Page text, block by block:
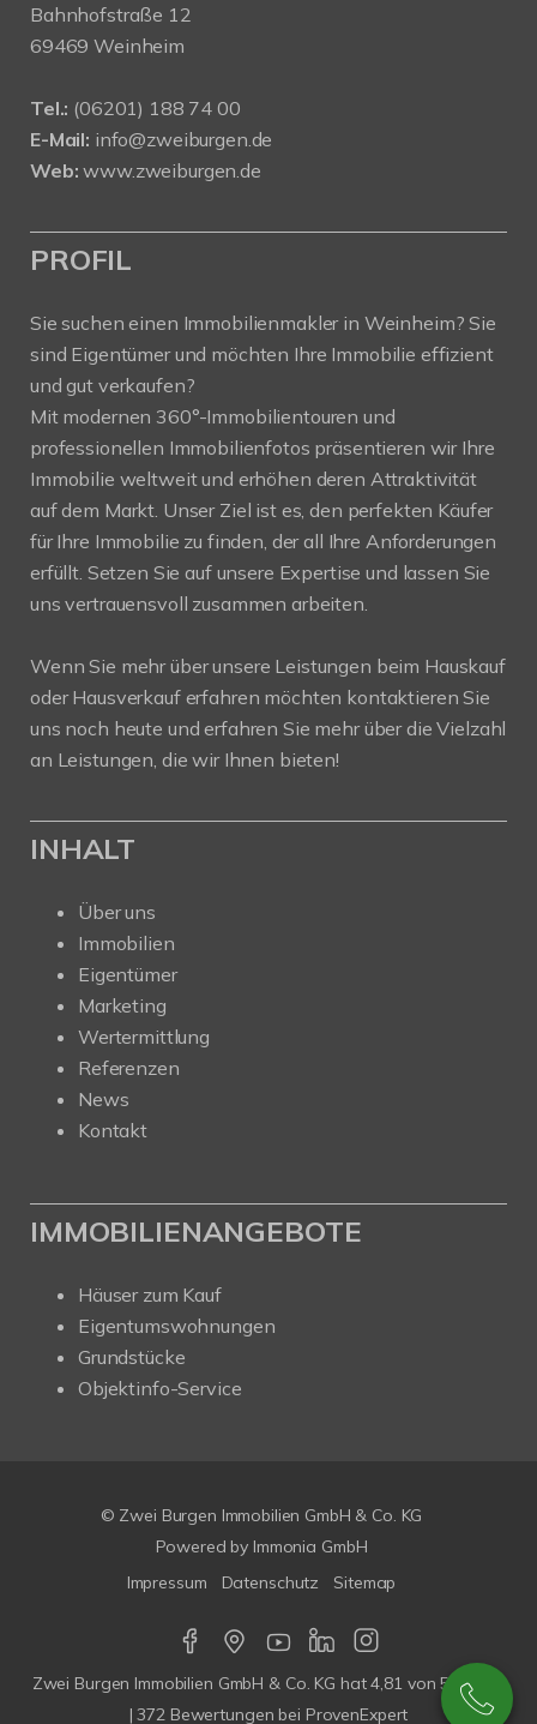
Bahnhofstraße 12
69469 Weinheim
Tel.: (06201) 188 74 00
E-Mail: info@zweiburgen.de
Web: www.zweiburgen.de
PROFIL
Sie suchen einen Immobilienmakler in Weinheim? Sie
sind Eigentümer und möchten Ihre Immobilie effizient
und gut verkaufen?
Mit modernen 360°-Immobilientouren und
professionellen Immobilienfotos präsentieren wir Ihre
Immobilie weltweit und erhöhen deren Attraktivität
auf dem Markt. Unser Ziel ist es, den perfekten Käufer
für Ihre Immobilie zu finden, der all Ihre Anforderungen
erfüllt. Setzen Sie auf unsere Expertise und lassen Sie
uns vertrauensvoll zusammen arbeiten.
Wenn Sie mehr über unsere Leistungen beim Hauskauf
oder Hausverkauf erfahren möchten kontaktieren Sie
uns noch heute und erfahren Sie mehr über die Vielzahl
an Leistungen, die wir Ihnen bieten!
INHALT
Über uns
Immobilien
Eigentümer
Marketing
Wertermittlung
Referenzen
News
Kontakt
IMMOBILIENANGEBOTE
Häuser zum Kauf
Eigentumswohnungen
Grundstücke
Objektinfo-Service
© Zwei Burgen Immobilien GmbH & Co. KG
Powered by Immonia GmbH
Impressum
Datenschutz Sitemap
Zwei Burgen Immobilien GmbH & Co. KG hat4,81 von5Sterne
|372 Bewertungen bei ProvenExpert